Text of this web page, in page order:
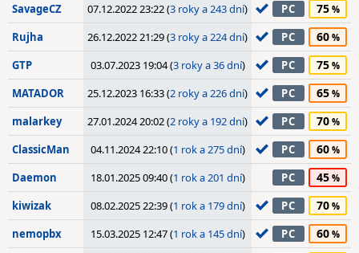
SavageCZ 07.12.2022 23:22 (3 roky a 243 dní) PC 75
Rujha 26.12.2022 21:29 (3 roky a 224 dní) PC 60
GTP 03.07.2023 19:04 (3 roky a 36 dní) PC 75
MATADOR 25.12.2023 16:33 (2 roky a 226 dní) PC 65
malarkey 27.01.2024 20:02 (2 roky a 192 dní) PC 70
ClassicMan 04.11.2024 22:10 (1 rok a 275 dní) PC 60
Daemon 18.01.2025 09:40 (1 rok a 201 dní) PC 45
kiwizak 08.02.2025 22:39 (1 rok a 179 dní) PC 70
nemopbx 15.03.2025 12:47 (1 rok a 145 dní) PC 60